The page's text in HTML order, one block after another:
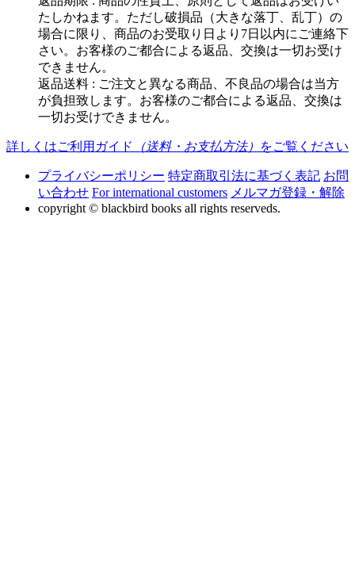
たしかねます。ただし破損品（大きな落丁、乱丁）の
場合に限り、商品のお受取り日より7日以内にご連絡下
さい。お客様のご都合による返品、交換は一切お受け
できません。
返品送料 : ご注文と異なる商品、不良品の場合は当方
が負担致します。お客様のご都合による返品、交換は
一切お受けできません。
詳しくはご利用ガイド （送料・お支払方法） をご覧ください
プライバシーポリシー 特定商取引法に基づく表記 お問
い合わせ For international customers メルマガ登録・解除
copyright © blackbird books all rights reserveds.